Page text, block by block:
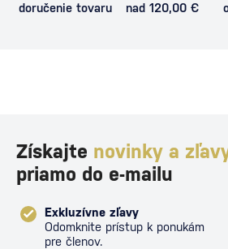
doručenie tovaru
nad 120,00 €
Získajte novinky a
priamo do e-mailu
Exkluzívne zľavy
Odomknite prístup k ponukám
pre členov.